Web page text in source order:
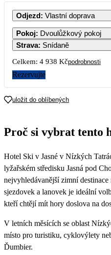
PO ÚT ST
3 4 5
10
2 469 2 469 2 469
17 18
24
2 469
25 26
31
2 469
Odjezd: Vlastní doprava
Pokoj: Dvoulůžkový pokoj
Strava: Snídaně
Celkem: 4 938 Kčpodrobnosti
Rezervujte
uložit do oblíbených
Proč si vybrat tento
Hotel Ski v Jasné v Nízkých
lyžařském středisku Jasná pod
nejvyhledávanější zimní
sjezdovek a lanovek je ideální
kteří chtějí mít hory doslova na
V letních měsících se oblast
místo pro turistiku, cyklovýlety
Ďumbier.